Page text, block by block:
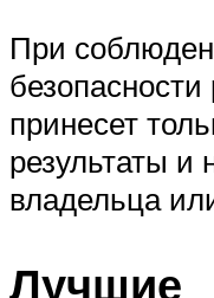
При
безопасности
принесет
результаты и
владельца
Лучшие